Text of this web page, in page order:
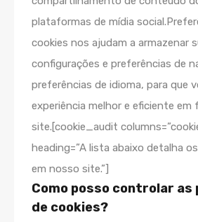
plataformas de mídia
cookies nos ajudam a armazenar
configurações e preferências de
preferências de idioma, para que
experiência melhor e eficiente
site.[cookie_audit
heading=”A lista abaixo detalha
em nosso site.”]
Como posso controlar
de cookies?